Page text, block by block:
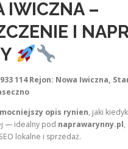
IWICZNA –
I
114 Rejon: Nowa Iwiczna,
opis rynien, jaki
— idealny pod naprawarynny.pl,
lokalne i sprzedaż.